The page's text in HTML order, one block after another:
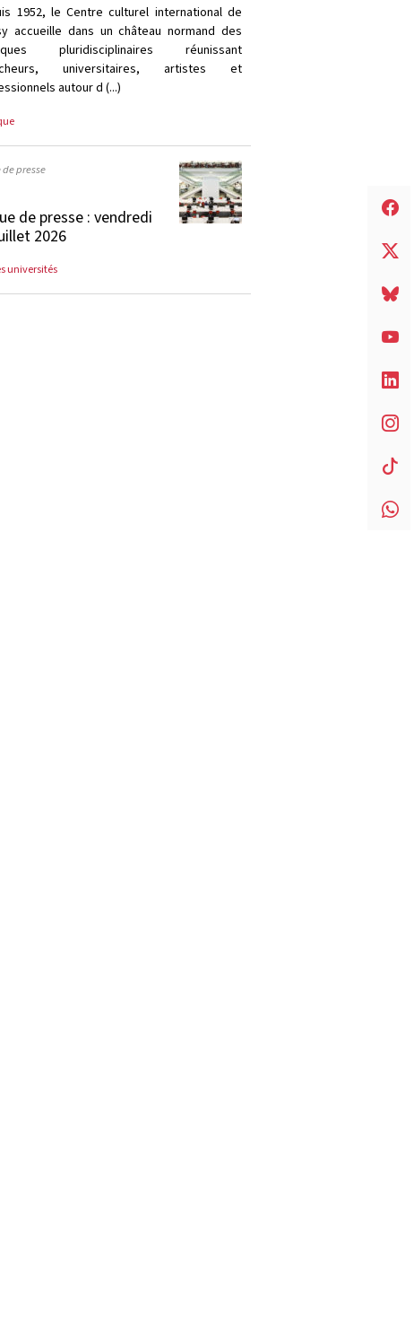
1952, le Centre culturel international de
accueille dans un château normand des
pluridisciplinaires réunissant
universitaires, artistes et
autour d (...)
de presse
de presse : vendredi
2026
universités